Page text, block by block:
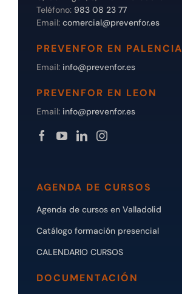
Teléfono: 983 08 23 77
Email: comercial@prevenfor.es
PREVENFOR EN PALENCIA
Email: info@prevenfor.es
PREVENFOR EN LEON
Email: info@prevenfor.es
AGENDA DE CURSOS
Agenda de cursos en Valladolid
Catálogo formación presencial
CALENDARIO CURSOS
DOCUMENTACIÓN